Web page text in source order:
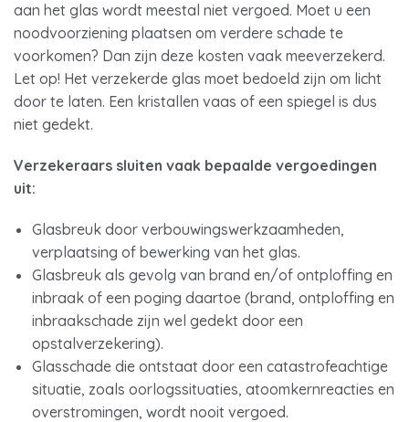
aan het glas wordt meestal niet vergoed. Moet u een
noodvoorziening plaatsen om verdere schade te
voorkomen? Dan zijn deze kosten vaak meeverzekerd.
Let op! Het verzekerde glas moet bedoeld zijn om licht
door te laten. Een kristallen vaas of een spiegel is dus
niet gedekt.
Verzekeraars sluiten vaak bepaalde vergoedingen
uit:
Glasbreuk door verbouwingswerkzaamheden,
verplaatsing of bewerking van het glas.
Glasbreuk als gevolg van brand en/of ontploffing en
inbraak of een poging daartoe (brand, ontploffing en
inbraakschade zijn wel gedekt door een
opstalverzekering).
Glasschade die ontstaat door een catastrofeachtige
situatie, zoals oorlogssituaties, atoomkernreacties en
overstromingen, wordt nooit vergoed.